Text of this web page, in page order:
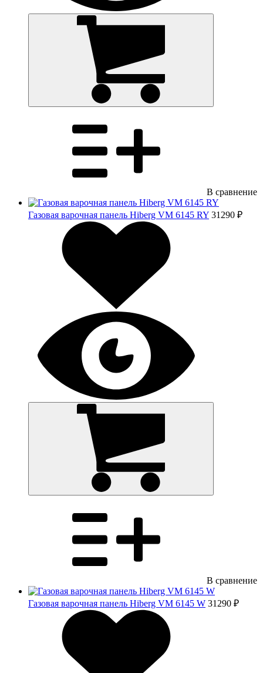
В сравнение
Газовая варочная панель Hiberg VM 6145 RY 31290 ₽
В сравнение
Газовая варочная панель Hiberg VM 6145 W 31290 ₽